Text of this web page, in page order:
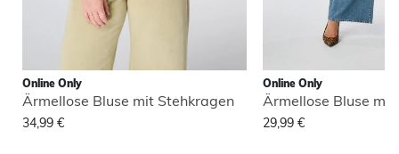
Online Only
Ärmellose Bluse mit Stehkragen
34,99 €
Online Only
Ärmellose Bluse
29,99 €